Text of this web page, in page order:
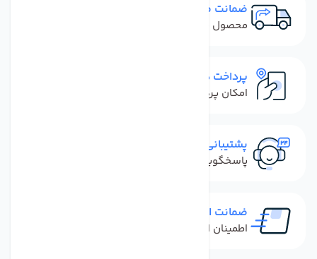
ضمانت مرجوعی
محصول نباید آسیب دیده باشد
پرداخت در محل
امکان پرداخت کل فاکتور در محل
پشتیبانی سریع
پاسخگویی سریع به تماس‌ها و پیام‌ها
ضمانت اصل بودن کالا
اطمینان از خرید کالای اورجینال